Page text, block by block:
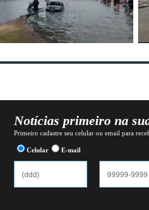
Notícias primeiro na
Primeiro cadastre seu celular ou email para
Celular E-mail